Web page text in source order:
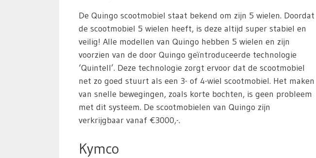
De Quingo scootmobiel staat bekend om zijn 5 wielen. Doordat
de scootmobiel 5 wielen heeft, is deze altijd super stabiel en
veilig! Alle modellen van Quingo hebben 5 wielen en zijn
voorzien van de door Quingo geïntroduceerde technologie
‘Quintell’. Deze technologie zorgt ervoor dat de scootmobiel
net zo goed stuurt als een 3- of 4-wiel scootmobiel. Het maken
van snelle bewegingen, zoals korte bochten, is geen probleem
met dit systeem. De scootmobielen van Quingo zijn
verkrijgbaar vanaf €3000,-.
Kymco